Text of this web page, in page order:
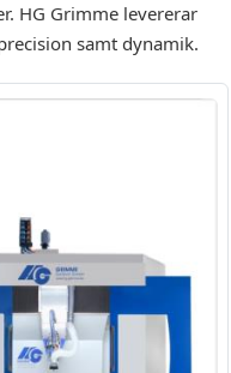
HG Grimme levererar
samt dynamik.